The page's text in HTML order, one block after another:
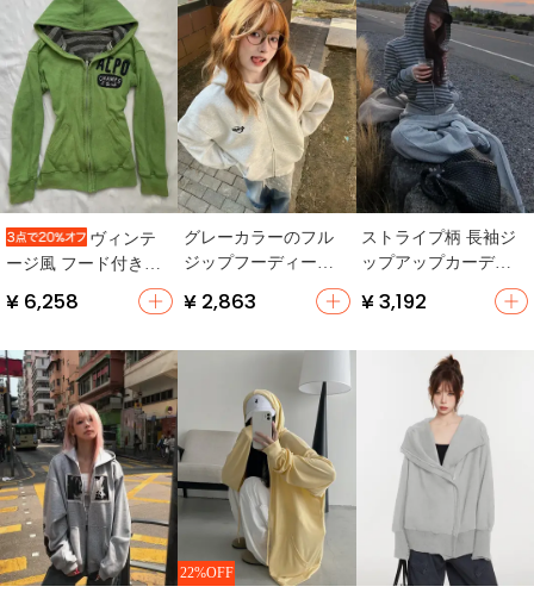
長袖】（セットアッ
プ対応）
ヴィンテ
ージ風 フード付きパ
ーカー【グリーン・
タイトフィット・デ
用】
¥ 6,258
グレーカラーのフル
ジップフーディー
【コットン製・カジ
ュアル・フード付
¥ 2,863
ストライプ柄 長袖ジ
ップアップカーディ
ガン【ショート丈・
秋冬用・スリム効
ポーツウェア】
¥ 3,192
22%OFF